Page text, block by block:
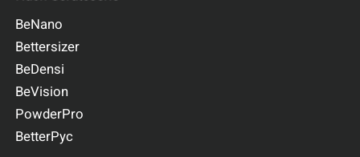
BeNano
Bettersizer
BeDensi
BeVision
PowderPro
BetterPyc